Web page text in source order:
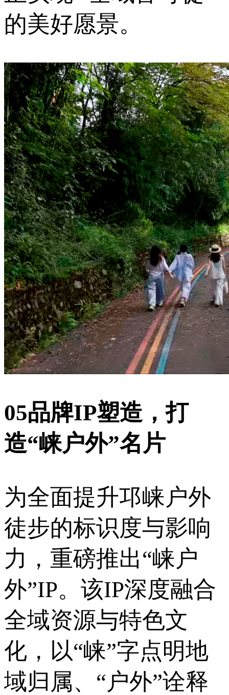
的美好愿景。
05品牌IP塑造，打
造“崃户外”名片
为全面提升邛崃户外
徒步的标识度与影响
力，重磅推出“崃户
外”IP。该IP深度融合
全域资源与特色文
化，以“崃”字点明地
域归属、“户外”诠释